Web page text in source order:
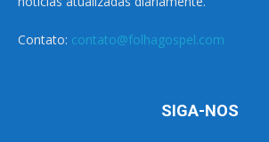
Contato: contato@folhagospel.com
SIGA-NOS